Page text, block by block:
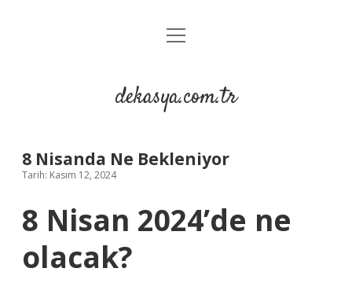
Anasayfa
Yasal Uyarı
menüyü
dekasya.com.tr
8 Nisanda Ne Bekleniyor
Tarih: Kasım 12, 2024
8 Nisan 2024’de ne
olacak?